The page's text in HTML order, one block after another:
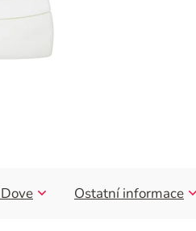
Dove Ostatní informace